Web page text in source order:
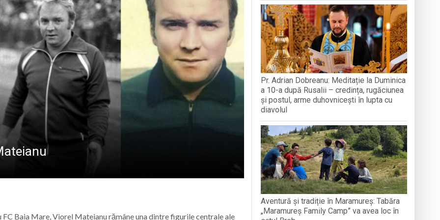
sărbătorită în Baia Sprie pe 14-15 august – paradă internațională, lansare de carte și momente
voluntari pentru proiectul „Sprijin pentru seniorii băimăreni”
al A.F.C. Progresul Baia Mare s-a mărit: Vasile Mariș s-a alăturat echipei
la întâlnirea de lucru dedicată literației timpurii, organizată la Cluj-Napoca
BREB
VOLUNTARIAT LA MEDJUGORJE
Baia Mare, Viorel Mateianu rămâne una dintre figurile centrale ale
Pr. Adrian Dobreanu: Meditație la Duminica
a 10-a după Rusalii – credința, rugăciunea
și postul, arme duhovnicești în lupta cu
diavolul
Aventură și tradiție în Maramureș: Tabăra
„Maramureș Family Camp” va avea loc în